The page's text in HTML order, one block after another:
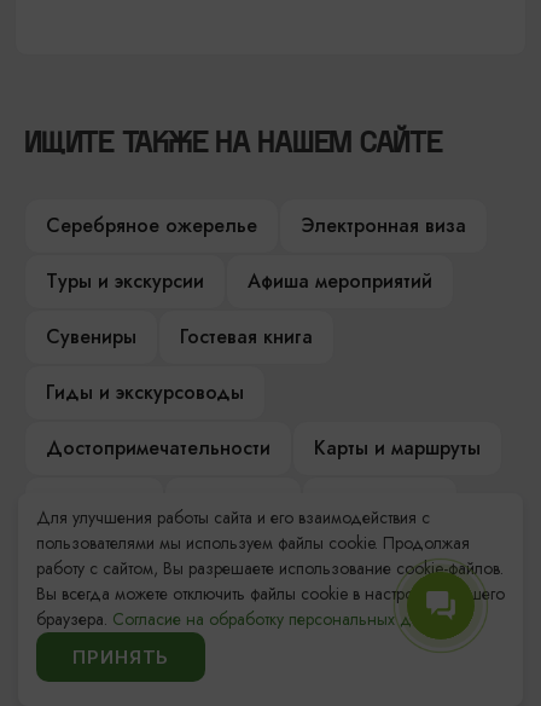
ИЩИТЕ ТАКЖЕ НА НАШЕМ САЙТЕ
Серебряное ожерелье
Электронная виза
Туры и экскурсии
Афиша мероприятий
Сувениры
Гостевая книга
Гиды и экскурсоводы
Достопримечательности
Карты и маршруты
Компас Балтийской кухни
Настоящий Калининградец
Музеи
Для улучшения работы сайта и его взаимодействия с
пользователями мы используем файлы cookie. Продолжая
работу с сайтом, Вы разрешаете использование cookie-файлов.
Вы всегда можете отключить файлы cookie в настройках Вашего
браузера. Согласие на обработку персональных данных.
ПРИНЯТЬ